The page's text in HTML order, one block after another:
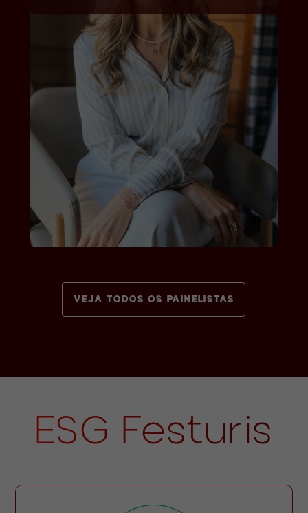
VEJA TODOS OS PAINELISTAS
ESG Festuris